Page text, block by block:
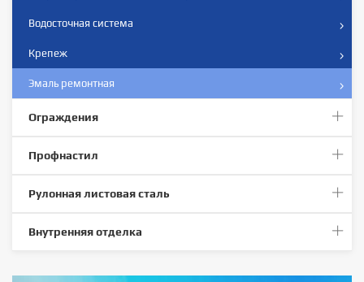
Водосточная система
Крепеж
Эмаль ремонтная
Ограждения
Профнастил
Рулонная листовая сталь
Внутренняя отделка